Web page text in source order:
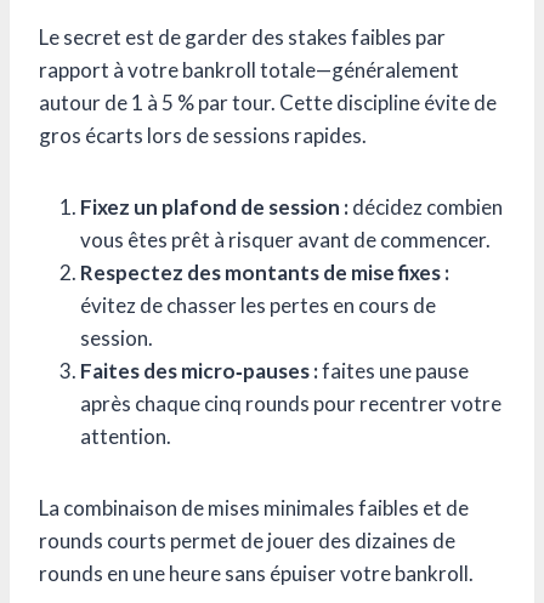
Le secret est de garder des stakes faibles par
rapport à votre bankroll totale—généralement
autour de 1 à 5 % par tour. Cette discipline évite de
gros écarts lors de sessions rapides.
Fixez un plafond de session :décidez combien
vous êtes prêt à risquer avant de commencer.
Respectez des montants de mise fixes :
évitez de chasser les pertes en cours de
session.
Faites des micro‑pauses :faites une pause
après chaque cinq rounds pour recentrer votre
attention.
La combinaison de mises minimales faibles et de
rounds courts permet de jouer des dizaines de
rounds en une heure sans épuiser votre bankroll.